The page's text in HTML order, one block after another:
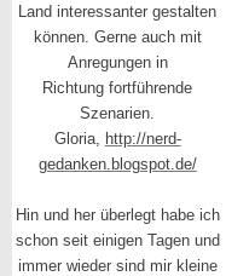
Land interessanter gestalten
können. Gerne auch mit
Anregungen in
Richtung fortführende
Szenarien.
Gloria,
http://nerd-
gedanken.blogspot.de/
Hin und her überlegt habe ich
schon seit einigen Tagen und
immer wieder sind mir kleine